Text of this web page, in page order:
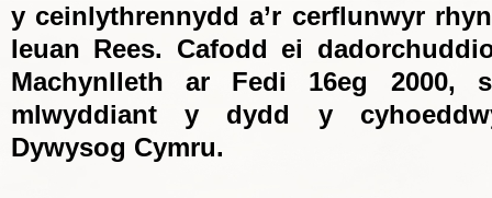
y ceinlythrennydd a’r cerflunwyr
Ieuan Rees. Cafodd ei
Machynlleth ar Fedi 16eg 2000,
mlwyddiant y dydd y
Dywysog Cymru.